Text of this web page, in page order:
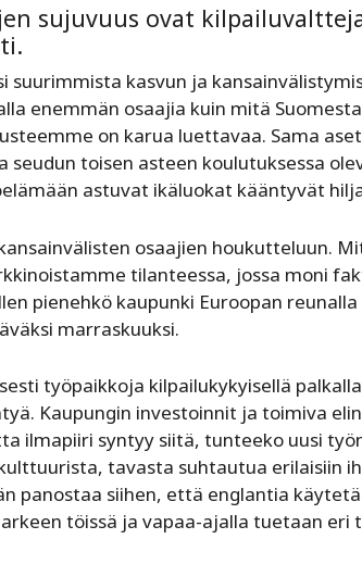
sujuvuus ovat
suurimmista kasvun ja
enemmän osaajia kuin mitä
on karua luettavaa. Sama
seudun toisen asteen koulutuksessa
astuvat ikäluokat kääntyvät
osaajien houkutteluun.
tilanteessa, jossa moni
pienehkö kaupunki Euroopan
marraskuuksi.
työpaikkoja kilpailukykyisellä
Kaupungin investoinnit ja toimiva
ilmapiiri syntyy siitä, tunteeko uusi
tavasta suhtautua erilaisiin
panostaa siihen, että englantia
töissä ja vapaa-ajalla tuetaan eri